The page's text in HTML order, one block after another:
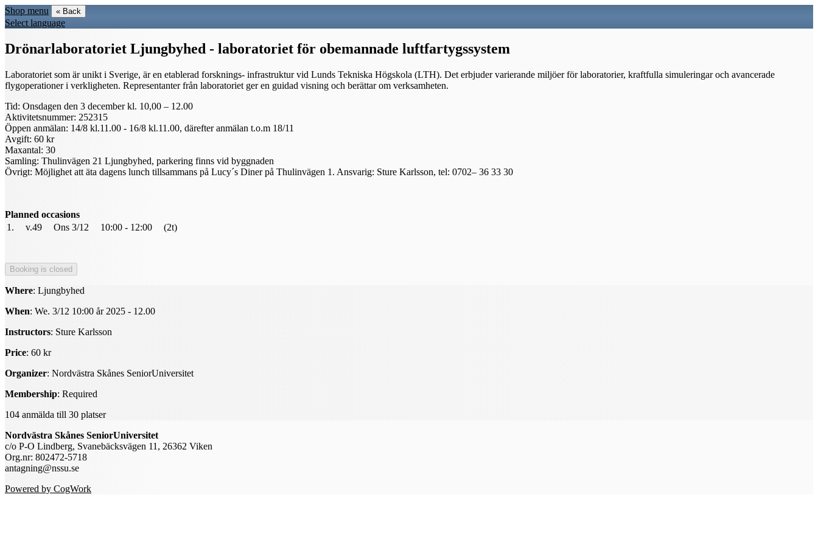
Shop menu « Back
Select language
Drönarlaboratoriet Ljungbyhed - laboratoriet för obemannade luftfartygssystem
Laboratoriet som är unikt i Sverige, är en etablerad forsknings- infrastruktur vid Lunds Tekniska Högskola (LTH). Det erbjuder varierande miljöer för laboratorier, kraftfulla simuleringar och avancerade
flygoperationer i verkligheten. Representanter från laboratoriet ger en guidad visning och berättar om verksamheten.
Tid: Onsdagen den 3 december kl. 10,00 – 12.00
Aktivitetsnummer: 252315
Öppen anmälan: 14/8 kl.11.00 - 16/8 kl.11.00, därefter anmälan t.o.m 18/11
Avgift: 60 kr
Maxantal: 30
Samling: Thulinvägen 21 Ljungbyhed, parkering finns vid byggnaden
Övrigt: Möjlighet att äta dagens lunch tillsammans på Lucy´s Diner på Thulinvägen 1. Ansvarig: Sture Karlsson, tel: 0702– 36 33 30
Planned occasions
1.
v.49 Ons 3/12 10:00 - 12:00 (2t)
Where: Ljungbyhed
When: We. 3/12 10:00 år 2025 - 12.00
Instructors: Sture Karlsson
Price: 60 kr
Organizer: Nordvästra Skånes SeniorUniversitet
Membership: Required
104 anmälda till 30 platser
Nordvästra Skånes SeniorUniversitet
c/o P-O Lindberg, Svanebäcksvägen 11, 26362 Viken
Org.nr: 802472-5718
antagning@nssu.se
Powered by CogWork